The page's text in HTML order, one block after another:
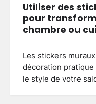
Utiliser des
pour
chambre ou
Les stickers
décoration
le style de votre